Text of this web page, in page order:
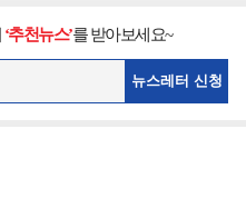
‘추천뉴스’를 받아보세요~
뉴스레터 신청